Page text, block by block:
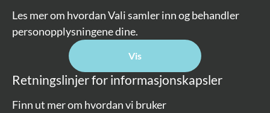
Les mer om hvordan Vali samler inn og behandler
personopplysningene dine.
Vis
Retningslinjer for informasjonskapsler
Finn ut mer om hvordan vi bruker